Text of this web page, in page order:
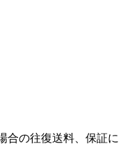
合の往復送料、保証に